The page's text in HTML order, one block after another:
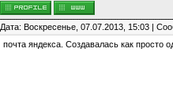
Дата: Воскресенье, 07.07.2013, 15:03 |
почта яндекса. Создавалась как просто